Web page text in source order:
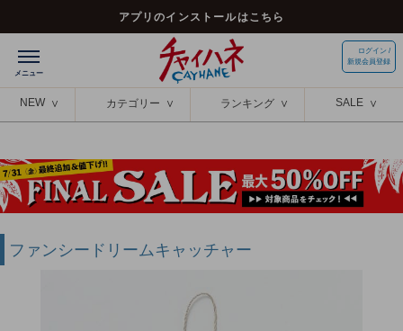
アプリのインストールはこちら
ログイン /
新規会員登録
NEW カテゴリー ランキング SALE
ファンシードリームキャッチャー